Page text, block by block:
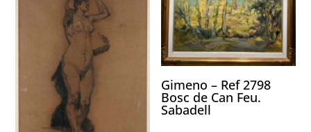
Gimeno – Ref 2798
Bosc de Can Feu.
Sabadell